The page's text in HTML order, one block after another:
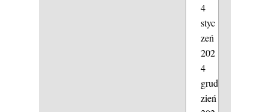
4
styc
zeń
202
4
grud
zień